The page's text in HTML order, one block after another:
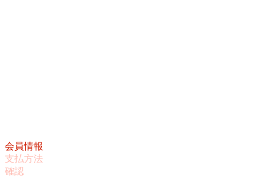
会員情報
支払方法
確認